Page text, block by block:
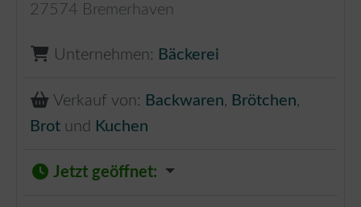
27574 Bremerhaven
Unternehmen: Bäckerei
Verkauf von: Backwaren, Brötchen,
Brot und Kuchen
Jetzt geöffnet: